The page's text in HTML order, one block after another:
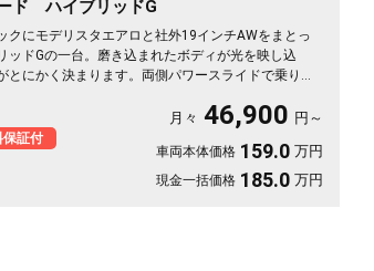
ド ハイブリッドG
クにモデリスタエアロと社外19インチAWをまとっ
ッドGの一台。磨き込まれたボディが光を映し込
とにかく決まります。両側パワースライドで乗り降
ドライブレコーダー付きで、万が一の時も映像でし
す。仲間との遠出も、日々の送迎も、この存在感な
る🚗✨💎💺😎《1年保証付》
保証付
月々 46,900 円～
車両本体価格 159.0 万円
現金一括価格 185.0 万円